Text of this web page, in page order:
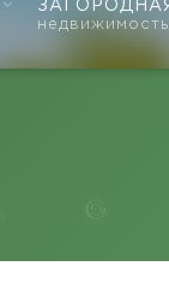
недвижимость